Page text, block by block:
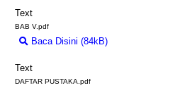
Text
BAB V.pdf
Baca Disini (84kB)
Text
DAFTAR PUSTAKA.pdf